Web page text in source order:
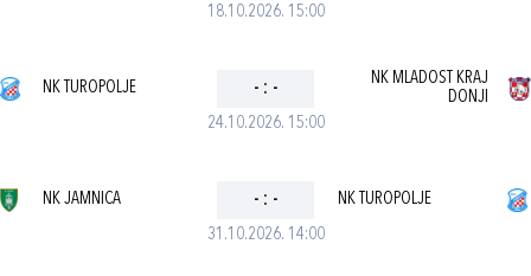
18.10.2026. 15:00
24.10.2026. 15:00
NK TUROPOLJE - : -
NK MLADOST KRAJ
DONJI
31.10.2026. 14:00
NK JAMNICA - : - NK TUROPOLJE